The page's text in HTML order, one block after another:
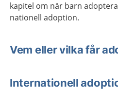
kapitel om när barn
nationell adoption.
Vem eller vilka får
Internationell